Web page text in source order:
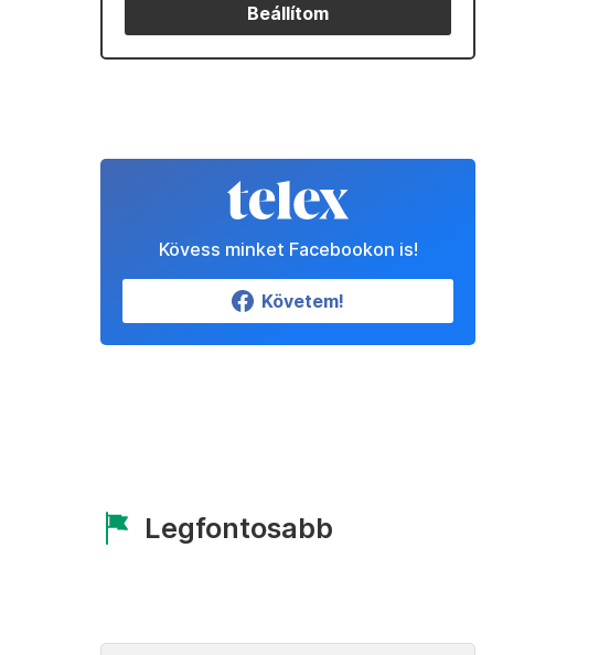
Beállítom
Kövess minket Facebookon is!
Követem!
Legfontosabb